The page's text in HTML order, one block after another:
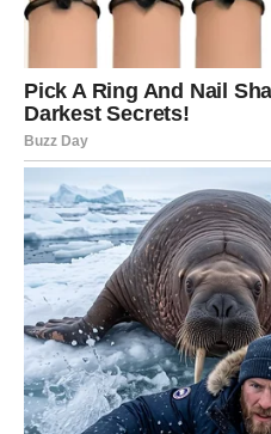
potpuno
Mnoge Škorpije će tokom
iskreno obradovati.
To može biti povezano s
vam mnogo znači.
Nakon te vijesti počećete
budućnost i shvatićete da
mijenjaju u vašu korist.
Vikend koji vam